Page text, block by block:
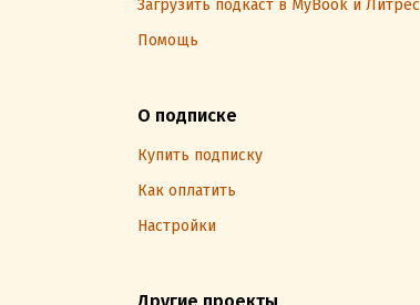
Загрузить подкаст в MyBook и Литрес
Помощь
О подписке
Купить подписку
Как оплатить
Настройки